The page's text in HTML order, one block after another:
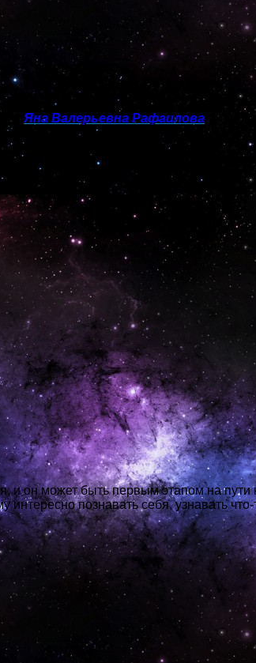
— Яна Валерьевна Рафаилова (по
таро.
и он может быть первым этапом на
познавать себя, узнавать